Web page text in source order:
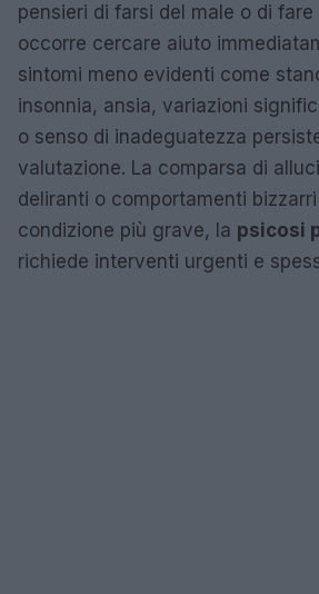
pensieri di farsi del male o di
occorre cercare aiuto
sintomi meno evidenti come
insonnia, ansia, variazioni
o senso di inadeguatezza
valutazione. La comparsa di
deliranti o comportamenti
condizione più grave, la psicosi
richiede interventi urgenti e